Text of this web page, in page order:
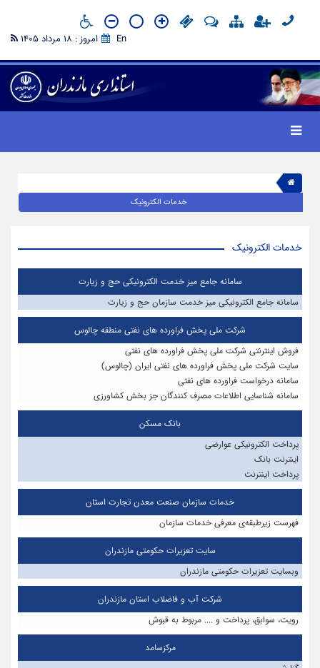
En امروز : 18 مرداد 1405
خدمات الکترونیک
خدمات الکترونیک
سامانه جامع میز خدمت الکترونیکی حج و زیارت
سامانه جامع الکترونیکی میز خدمت سازمان حج و زیارت
شرکت ملی پخش فراورده های نفتی منطقه چالوس
فروش اینترنتی شرکت ملی پخش فراورده های نفتی
سایت شرکت ملی پخش فراورده های نفتی ایران (چالوس)
سامانه درخواست فراورده های نفتی
سامانه شناسایی اطلاعات مصرف کنندگان جز بخش کشاورزی
بانک مسکن
پرداخت الکترونیکی عوارضی
اینترنت بانک
پرداخت اینترنت
خدمات سازمان صنعت معدن تجارت استان
فهرست زیرطبقه‌ی معرفی خدمات سازمان
سایت تعزیرات حکومتی مازندران
وبسایت تعزیرات حکومتی مازندران
شرکت آب و فاضلاب استان مازندران
رویت، سوابق، پرداخت و .... مربوط به قبوش
مرکزسامد